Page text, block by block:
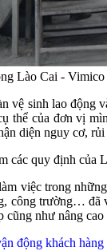
Lào Cai -
vệ sinh lao
thể của đơn vị
diện nguy cơ,
các quy định của
việc trong
công trường… đã
cũng như nâng
động khách